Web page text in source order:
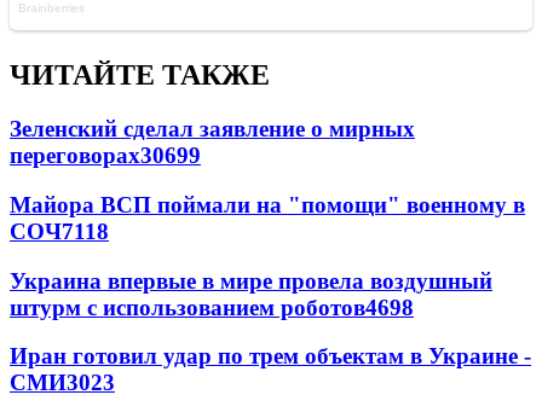
ЧИТАЙТЕ ТАКЖЕ
Зеленский сделал заявление о мирных
переговорах30699
Майора ВСП поймали на "помощи" военному в
СОЧ7118
Украина впервые в мире провела воздушный
штурм с использованием роботов4698
Иран готовил удар по трем объектам в Украине -
СМИ3023